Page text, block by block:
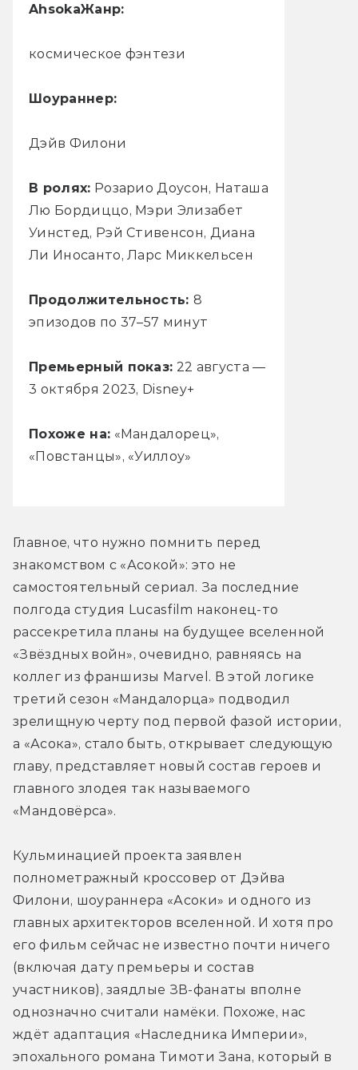
AhsokaЖанр:
космическое фэнтези
Шоураннер:
Дэйв Филони
В ролях: Розарио Доусон, Наташа
Лю Бордиццо, Мэри Элизабет
Уинстед, Рэй Стивенсон, Диана
Ли Иносанто, Ларс Миккельсен
Продолжительность:8
эпизодов по 37–57 минут
Премьерный показ: 22 августа —
3 октября 2023, Disney+
Похоже на: «Мандалорец»,
«Повстанцы», «Уиллоу»
Главное, что нужно помнить перед
знакомством с «Асокой»: это не
самостоятельный сериал. За последние
полгода студия Lucasfilm наконец-то
рассекретила планы на будущее вселенной
«Звёздных войн», очевидно, равняясь на
коллег из франшизы Marvel. В этой логике
третий сезон «Мандалорца» подводил
зрелищную черту под первой фазой истории,
а «Асока», стало быть, открывает следующую
главу, представляет новый состав героев и
главного злодея так называемого
«Мандовёрса».
Кульминацией проекта заявлен
полнометражный кроссовер от Дэйва
Филони, шоураннера «Асоки» и одного из
главных архитекторов вселенной. И хотя про
его фильм сейчас не известно почти ничего
(включая дату премьеры и состав
участников), заядлые ЗВ-фанаты вполне
однозначно считали намёки. Похоже, нас
ждёт адаптация «Наследника Империи»,
эпохального романа Тимоти Зана, который в